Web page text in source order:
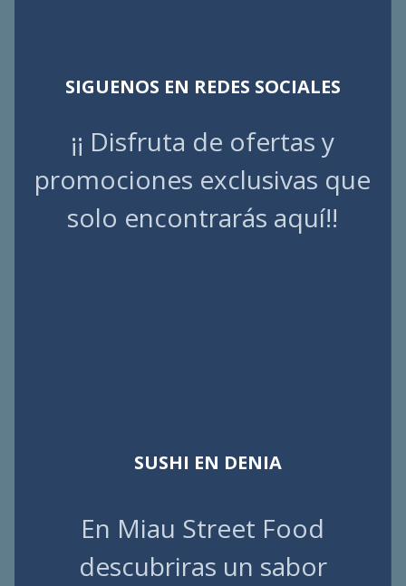
SIGUENOS EN REDES SOCIALES
¡¡ Disfruta de ofertas y
promociones exclusivas que
solo encontrarás aquí!!
SUSHI EN DENIA
En Miau Street Food
descubriras un sabor